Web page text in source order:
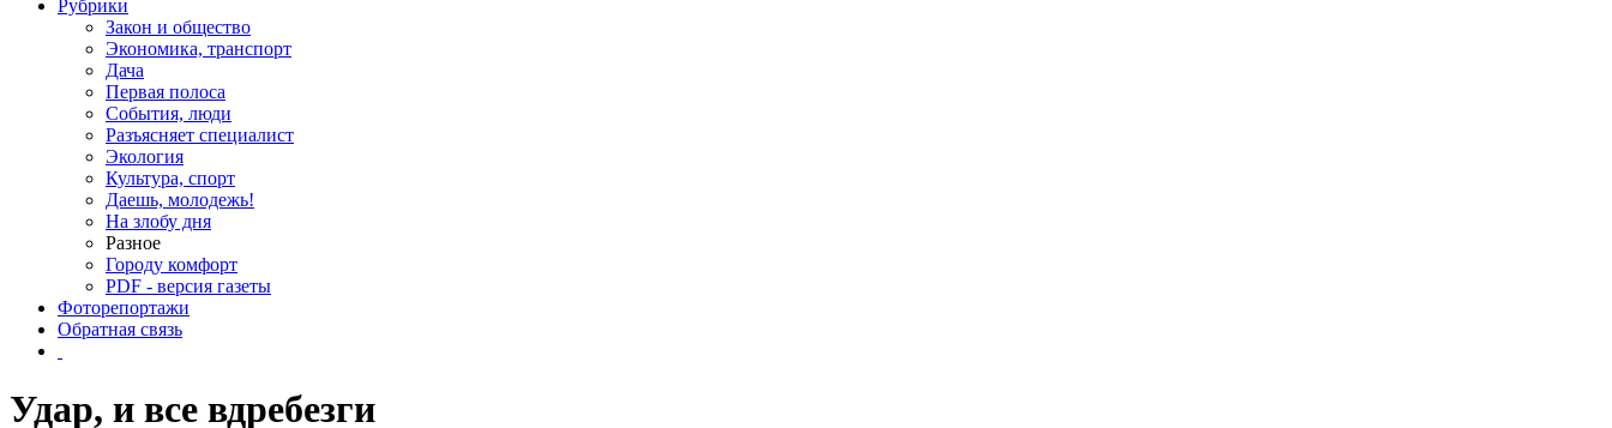
Рубрики
Закон и общество
Экономика, транспорт
Дача
Первая полоса
События, люди
Разъясняет специалист
Экология
Культура, спорт
Даешь, молодежь!
На злобу дня
Разное
Городу комфорт
PDF - версия газеты
Фоторепортажи
Обратная связь
Удар, и все вдребезги